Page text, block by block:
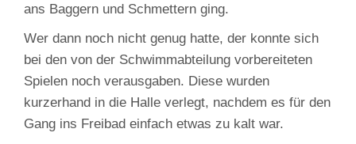
ans Baggern und Schmettern ging.
Wer dann noch nicht genug hatte, der konnte sich
bei den von der Schwimmabteilung vorbereiteten
Spielen noch verausgaben. Diese wurden
kurzerhand in die Halle verlegt, nachdem es für den
Gang ins Freibad einfach etwas zu kalt war.